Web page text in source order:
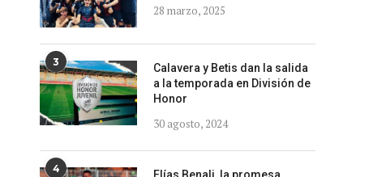
28 marzo, 2025
3
Calavera y Betis dan la salida
a la temporada en División de
Honor
30 agosto, 2024
4